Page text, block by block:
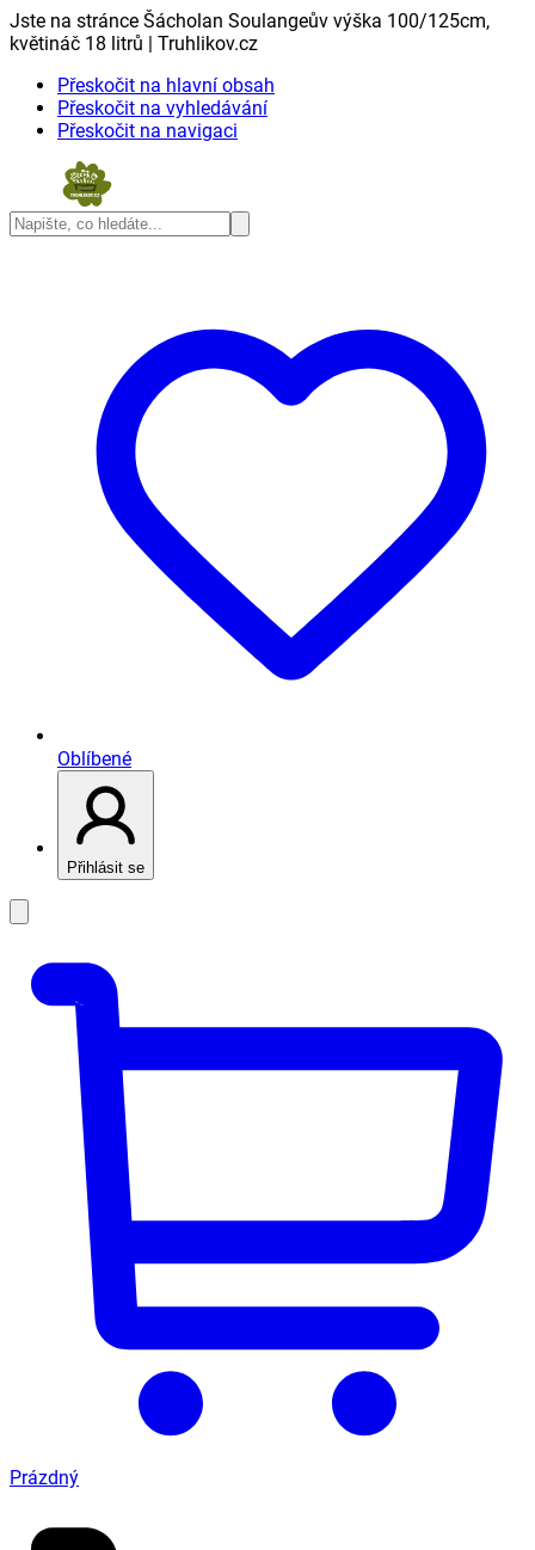
Jste na stránce Šácholan Soulangeův výška 100/125cm,
květináč 18 litrů | Truhlikov.cz
Přeskočit na hlavní obsah
Přeskočit na vyhledávání
Přeskočit na navigaci
Oblíbené
Přihlásit se
Prázdný